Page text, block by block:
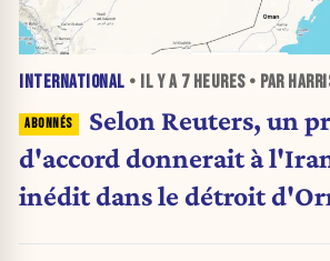
INTERNATIONAL • IL Y A 7 HEURES• PAR
Selon Reuters, un
d'accord donnerait à
inédit dans le détroit